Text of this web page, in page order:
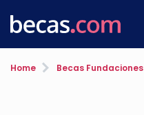
Home Becas Fundaciones